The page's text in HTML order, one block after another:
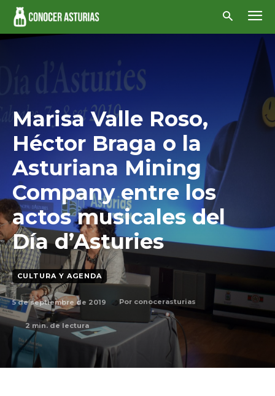
Marisa Valle Roso,
Héctor Braga o la
Asturiana Mining
Company entre los
actos musicales del
Día d’Asturies
CULTURA Y AGENDA
5 de septiembre de 2019 Por conocerasturias
2 min. de lectura